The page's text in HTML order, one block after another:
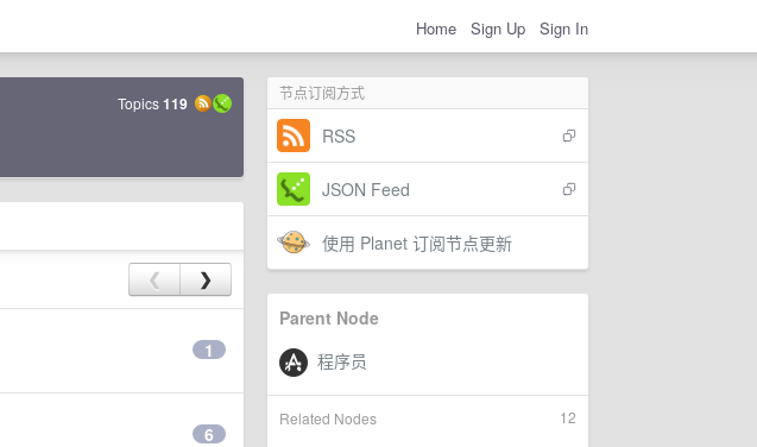
Home Sign Up Sign In
节点订阅方式
RSS
JSON Feed
使用 Planet 订阅节点更新
Parent Node
12
Related Nodes
Topics119
❮ ❯
1
6